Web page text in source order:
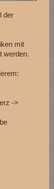
der
mit
werden.
->